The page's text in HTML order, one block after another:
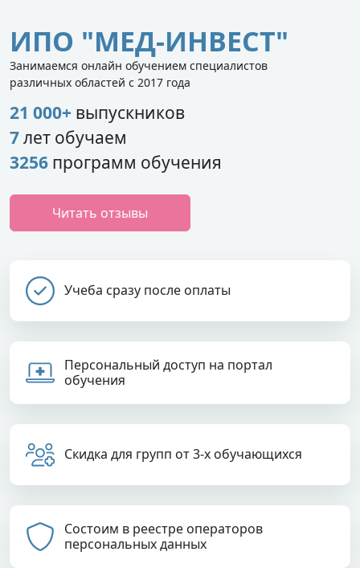
ИПО "МЕД-ИНВЕСТ"
Занимаемся онлайн обучением специалистов
различных областей с 2017 года
21 000+ выпускников
7лет обучаем
3256 программ обучения
Читать отзывы
Учеба сразу после оплаты
Персональный доступ на портал
обучения
Скидка для групп от 3-х обучающихся
Состоим в реестре операторов
персональных данных